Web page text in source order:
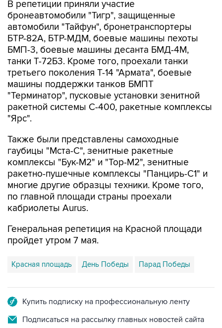
автомобили "Тайфун", бронетранспортеры
БТР-82А, БТР-МДМ, боевые машины пехоты
БМП-3, боевые машины десанта БМД-4М,
танки Т-72Б3. Кроме того, проехали танки
третьего поколения Т-14 "Армата", боевые
машины поддержки танков БМПТ
"Терминатор", пусковые установки зенитной
ракетной системы С-400, ракетные комплексы
"Ярс".
Также были представлены самоходные
комплексы "Бук-М2" и "Тор-М2", зенитные
ракетно-пушечные комплексы "Панцирь-С1" и
многие другие образцы техники. Кроме того,
по главной площади страны проехали
кабриолеты Aurus.
Генеральная репетиция на Красной площади
Красная площадь День Победы
Подписаться на рассылку главных новостей сайта
Получать оперативные новости в официальном